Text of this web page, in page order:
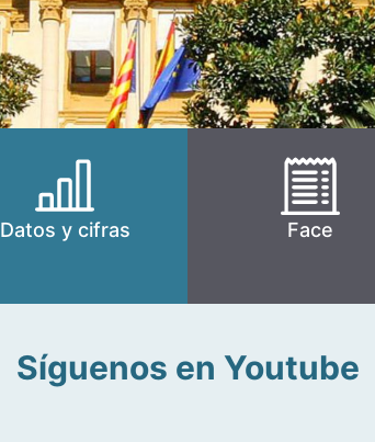
Datos y cifras Face
Síguenos en Youtube